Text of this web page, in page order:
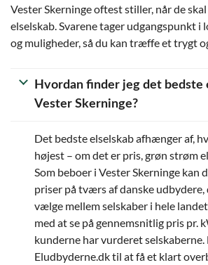
Vester Skerninge oftest stiller, når de
elselskab. Svarene tager udgangspunkt i
og muligheder, så du kan træffe et trygt
Hvordan finder jeg det bedste
Vester Skerninge?
Det bedste elselskab afhænger af,
højest – om det er pris, grøn strøm
Som beboer i Vester Skerninge kan
priser på tværs af danske udbydere,
vælge mellem selskaber i hele
med at se på gennemsnitlig pris pr.
kunderne har vurderet selskaberne.
Eludbyderne.dk til at få et klart